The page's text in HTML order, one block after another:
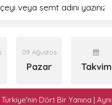
09 Ağustos
Pazar Takvim
Dört Bir Yanına | Aynı